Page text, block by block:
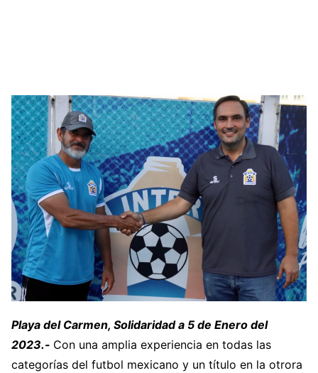
Playa del Carmen, Solidaridad a 5 de Enero del
2023.- Con una amplia experiencia en todas las
categorías del futbol mexicano y un título en la otrora